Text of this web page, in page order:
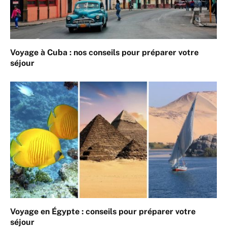
Voyage à Cuba : nos conseils pour préparer votre
séjour
Voyage en Égypte : conseils pour préparer votre
séjour